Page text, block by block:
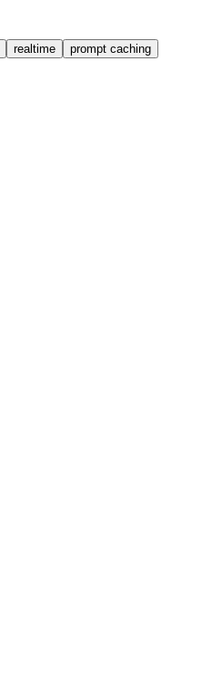
realtime prompt caching